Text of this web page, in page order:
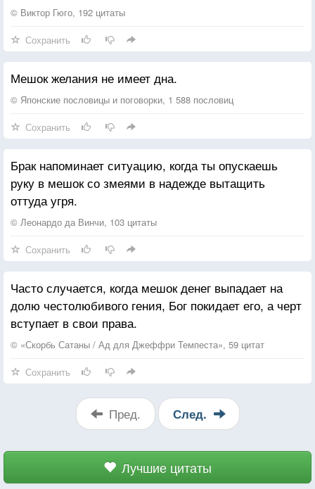
© Виктор Гюго, 192 цитаты
Сохранить
Мешок желания не имеет дна.
© Японские пословицы и поговорки, 1 588 пословиц
Сохранить
Брак напоминает ситуацию, когда ты опускаешь
руку в мешок со змеями в надежде вытащить
оттуда угря.
© Леонардо да Винчи, 103 цитаты
Сохранить
Часто случается, когда мешок денег выпадает на
долю честолюбивого гения, Бог покидает его, а черт
вступает в свои права.
© «Скорбь Сатаны / Ад для Джеффри Темпеста», 59 цитат
Сохранить
Пред. След.
Лучшие цитаты